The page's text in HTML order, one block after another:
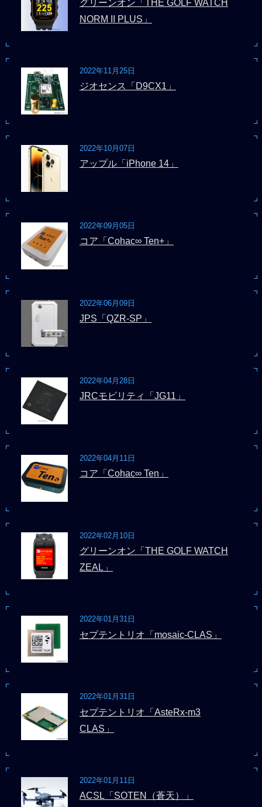
グリーンオン「THE GOLF WATCH
NORM II PLUS」
2022年11月25日
ジオセンス「D9CX1」
2022年10月07日
アップル「iPhone 14」
2022年09月05日
コア「Cohac∞ Ten+」
2022年06月09日
JPS「QZR-SP」
2022年04月28日
JRCモビリティ「JG11」
2022年04月11日
コア「Cohac∞ Ten」
2022年02月10日
グリーンオン「THE GOLF WATCH
ZEAL」
2022年01月31日
セプテントリオ「mosaic-CLAS」
2022年01月31日
セプテントリオ「AsteRx-m3
CLAS」
2022年01月11日
ACSL「SOTEN（蒼天）」